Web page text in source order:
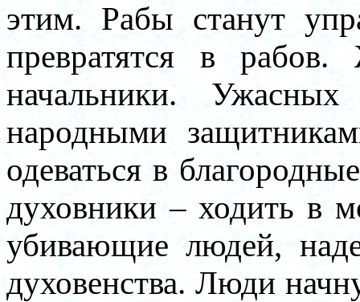
этим. Рабы станут
превратятся в
начальники.
народными
одеваться в
духовники – ходить в
убивающие людей,
духовенства. Люди